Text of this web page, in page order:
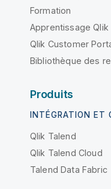
Formation
Apprentissage Qlik
Qlik Customer
Bibliothèque des
Produits
INTÉGRATION ET
Qlik Talend
Qlik Talend Cloud
Talend Data Fabric